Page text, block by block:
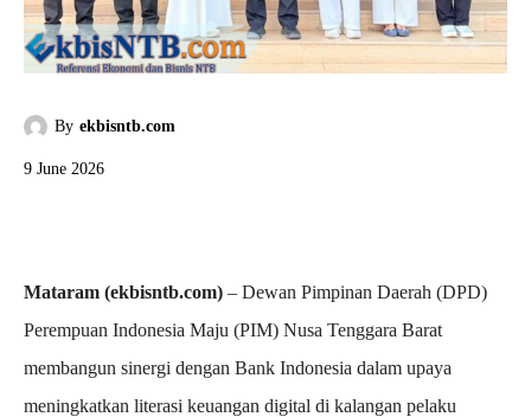
By ekbisntb.com
9 June 2026
Mataram (ekbisntb.com) – Dewan Pimpinan Daerah (DPD)
Perempuan Indonesia Maju (PIM) Nusa Tenggara Barat
membangun sinergi dengan Bank Indonesia dalam upaya
meningkatkan literasi keuangan digital di kalangan pelaku